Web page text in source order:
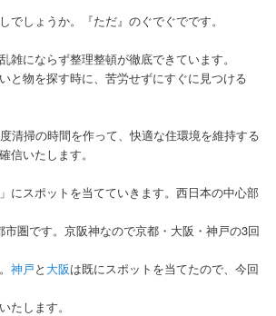
でしょうか。『ただ』のぐでぐでです。
雑にならず整理整頓が徹底できています。
と物を探す時に、苦労せずにすぐに見つける
清掃の時間を作って、快適な住環境を維持する
信いたします。
にスポットを当てていきます。西日本の中心部
市圏です。京阪神なので京都・大阪・神戸の3回
神戸と 大阪は既にスポットを当てたので、今回
たします。